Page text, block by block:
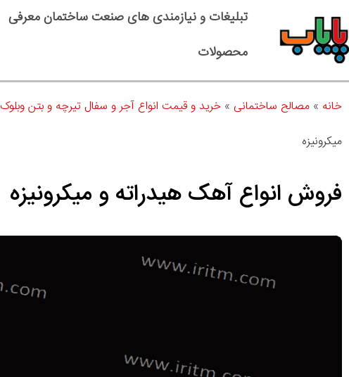
تبلیغات و نیازمندی های صنعت ساختمان معرفی
محصولات
خانه » مصالح ساختمانی » خرید و قیمت انواع آجر و سفال تیرچه و بتن وبلوک
میکرونیزه
فروش انواع آهک هیدراته و میکرونیزه